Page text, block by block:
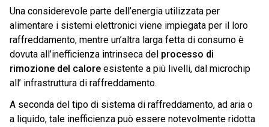
Una considerevole parte dell’energia utilizzata per
alimentare i sistemi elettronici viene impiegata per il loro
raffreddamento, mentre un’altra larga fetta di consumo è
dovuta all’inefficienza intrinseca del processo di
rimozione del calore esistente a più livelli, dal microchip
all’ infrastruttura di raffreddamento.
A seconda del tipo di sistema di raffreddamento, ad aria o
a liquido, tale inefficienza può essere notevolmente ridotta